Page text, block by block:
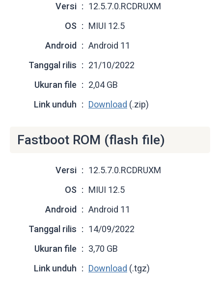
Versi
12.5.7.0.RCDRUXM
OS
MIUI 12.5
Android
Android 11
Tanggal rilis
21/10/2022
Ukuran file
2,04 GB
Link unduh
Download (.zip)
Fastboot ROM (flash file)
Versi
12.5.7.0.RCDRUXM
OS
MIUI 12.5
Android
Android 11
Tanggal rilis
14/09/2022
Ukuran file
3,70 GB
Link unduh
Download (.tgz)